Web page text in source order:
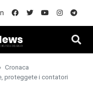
Cronaca
proteggete i contatori